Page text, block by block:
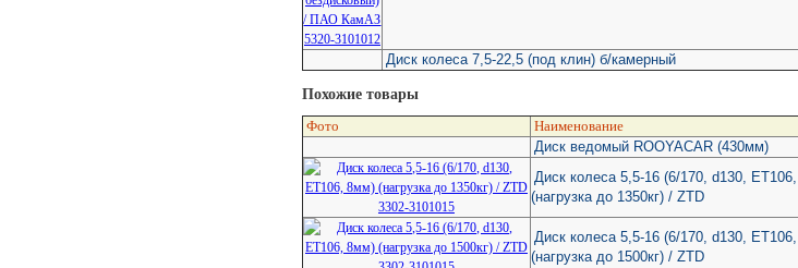
Диск колеса 7,5-22,5 (под клин) б/камерный
Похожие товары
Фото Наименование
Диск ведомый ROOYACAR (430мм)
Диск колеса 5,5-16 (6/170, d130,
(нагрузка до 1350кг) / ZTD
Диск колеса 5,5-16 (6/170, d130,
(нагрузка до 1500кг) / ZTD